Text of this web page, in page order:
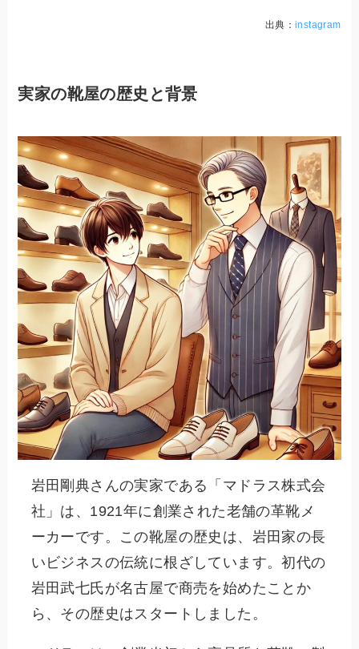
出典： instagram
実家の靴屋の歴史と背景
岩田剛典さんの実家である「マドラス株式会
社」は、1921年に創業された老舗の革靴メ
ーカーです。この靴屋の歴史は、岩田家の長
いビジネスの伝統に根ざしています。初代の
岩田武七氏が名古屋で商売を始めたことか
ら、その歴史はスタートしました。